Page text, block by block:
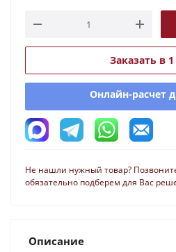
Заказать в
Онлайн-расчет
Не нашли нужный товар?
обязательно подберем для Вас
Описание